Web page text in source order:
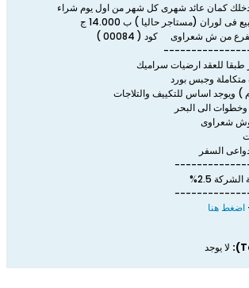
كمان عائد شهرى كل شهر من اول يوم شراء
لوران (مستاجر حاليا ) ب 14.000 ج
من ش شعراوى
كود ( 00084 )
وجبس بورد
ويوجد اساس للتكييف والتلاجات
وخطوات الى البحر
السفر
2.5%
اضغط هنا
لا يوجد